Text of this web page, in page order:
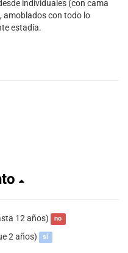
individuales (con cama
amoblados con todo lo
estadía.
12 años) no
2 años) sí